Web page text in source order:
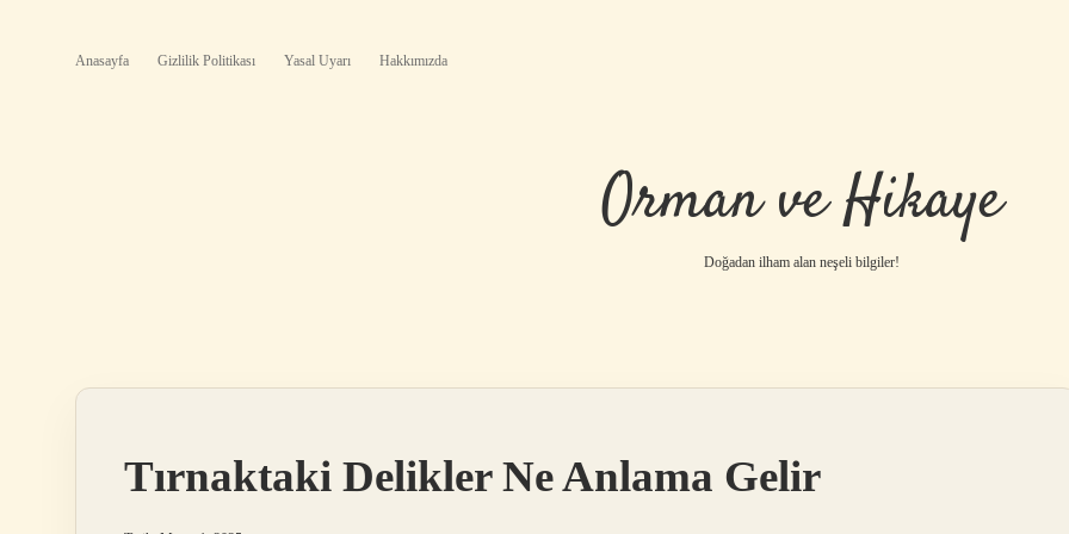
Anasayfa Gizlilik Politikası Yasal Uyarı Hakkımızda
Orman ve Hikaye
Doğadan ilham alan neşeli bilgiler!
Tırnaktaki Delikler Ne Anlama Gelir